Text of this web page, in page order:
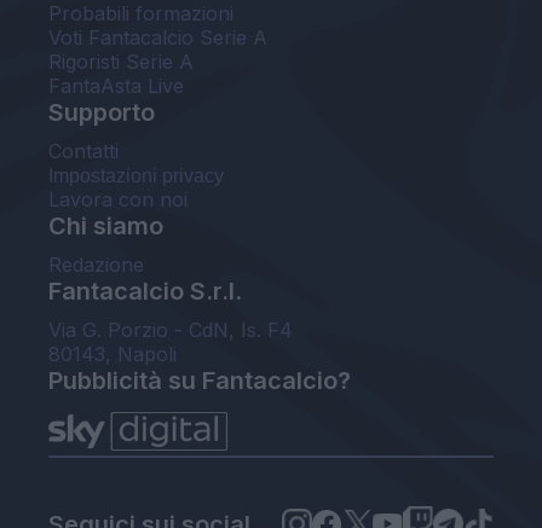
Probabili formazioni
Voti Fantacalcio Serie A
Rigoristi Serie A
FantaAsta Live
Supporto
Contatti
Impostazioni privacy
Lavora con noi
Chi siamo
Redazione
Fantacalcio S.r.l.
Via G. Porzio - CdN, Is. F4
80143, Napoli
Pubblicità su Fantacalcio?